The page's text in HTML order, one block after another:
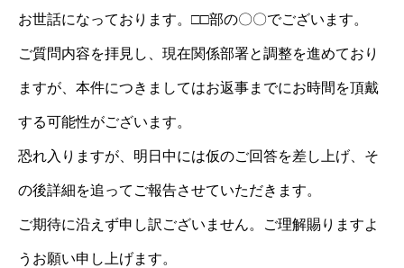
お世話になっております。□□部の〇〇でございます。
ご質問内容を拝見し、現在関係部署と調整を進めており
ますが、本件につきましてはお返事までにお時間を頂戴
する可能性がございます。
恐れ入りますが、明日中には仮のご回答を差し上げ、そ
の後詳細を追ってご報告させていただきます。
ご期待に沿えず申し訳ございません。ご理解賜りますよ
うお願い申し上げます。